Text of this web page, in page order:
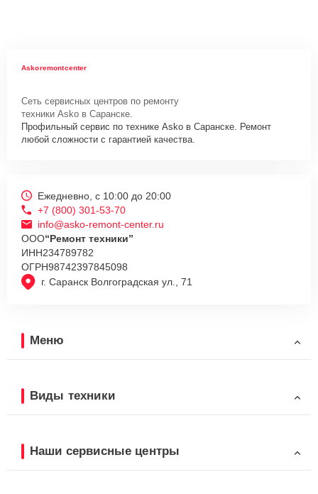
Askoremontcenter
Сеть сервисных центров по ремонту
техники Asko в Саранске.
Профильный сервис по технике Asko в Саранске. Ремонт
любой сложности с гарантией качества.
г. Саранск Волгоградская ул., 71
Ежедневно, с 10:00 до 20:00
+7 (800) 301-53-70
info@asko-remont-center.ru
ООО“Ремонт техники”
ИНН234789782
ОГРН98742397845098
Меню
Виды техники
Наши сервисные центры